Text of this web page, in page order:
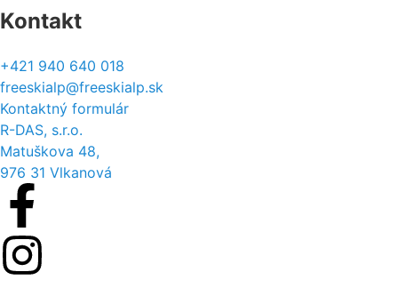
Kontakt
+421 940 640 018
freeskialp@freeskialp.sk
Kontaktný formulár
R-DAS, s.r.o.
Matuškova 48,
976 31 Vlkanová